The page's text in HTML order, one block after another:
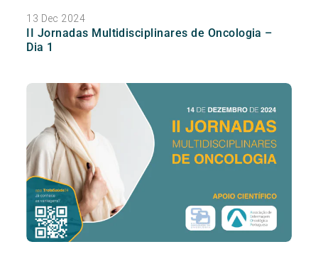
13 Dec 2024
II Jornadas Multidisciplinares de Oncologia –
Dia 1